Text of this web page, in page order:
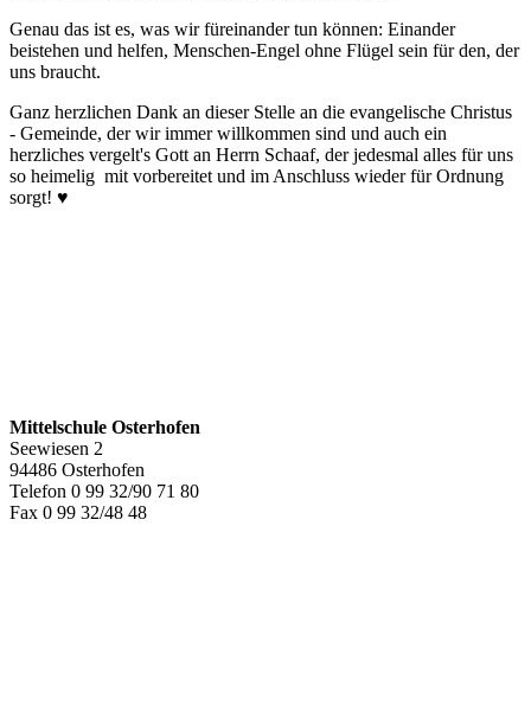
Genau das ist es, was wir füreinander tun können: Einander
beistehen und helfen, Menschen-Engel ohne Flügel sein für den, der
uns braucht.
Ganz herzlichen Dank an dieser Stelle an die evangelische Christus
- Gemeinde, der wir immer willkommen sind und auch ein
herzliches vergelt's Gott an Herrn Schaaf, der jedesmal alles für uns
so heimelig mit vorbereitet und im Anschluss wieder für Ordnung
sorgt! ♥️
Mittelschule Osterhofen
Seewiesen 2
94486 Osterhofen
Telefon 0 99 32/90 71 80
Fax 0 99 32/48 48